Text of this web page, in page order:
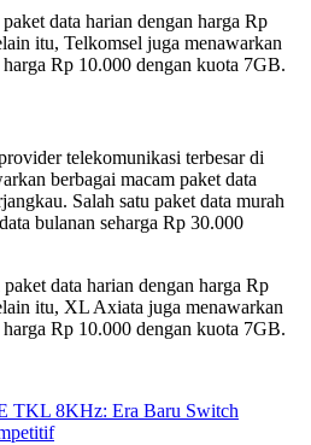
data harian dengan harga Rp
itu, Telkomsel juga menawarkan
Rp 10.000 dengan kuota 7GB.
telekomunikasi terbesar di
berbagai macam paket data
Salah satu paket data murah
bulanan seharga Rp 30.000
data harian dengan harga Rp
itu, XL Axiata juga menawarkan
Rp 10.000 dengan kuota 7GB.
TKL 8KHz: Era Baru Switch